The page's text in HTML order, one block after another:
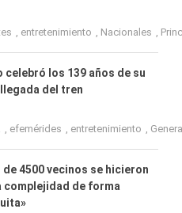
entretenimiento Nacionales
celebró los 139 años de su
del tren
efemérides entretenimiento
de 4500 vecinos se hicieron
complejidad de forma